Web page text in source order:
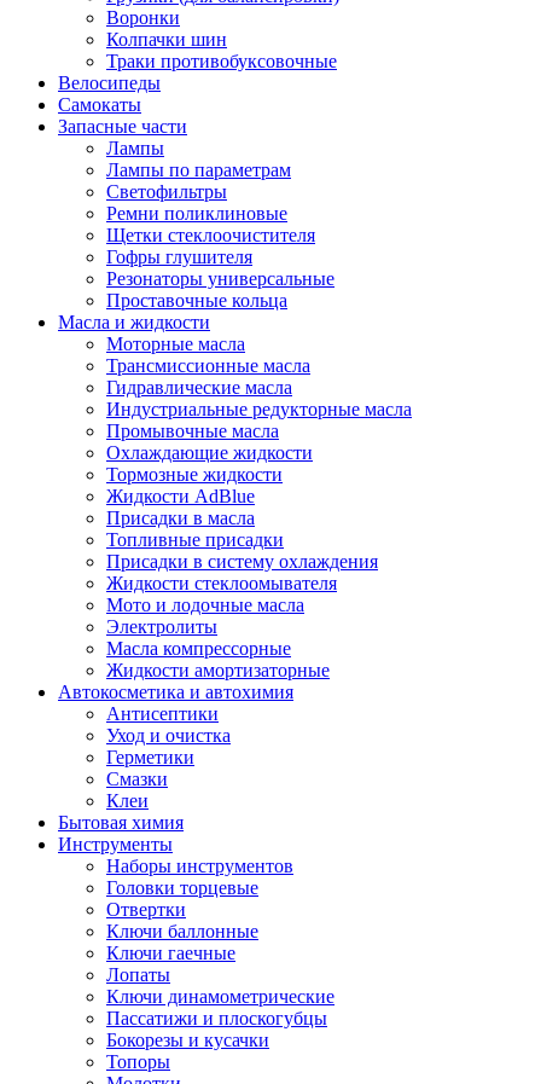
Воронки
Колпачки шин
Траки противобуксовочные
Велосипеды
Самокаты
Запасные части
Лампы
Лампы по параметрам
Светофильтры
Ремни поликлиновые
Щетки стеклоочистителя
Гофры глушителя
Резонаторы универсальные
Проставочные кольца
Масла и жидкости
Моторные масла
Трансмиссионные масла
Гидравлические масла
Индустриальные редукторные масла
Промывочные масла
Охлаждающие жидкости
Тормозные жидкости
Жидкости AdBlue
Присадки в масла
Топливные присадки
Присадки в систему охлаждения
Жидкости стеклоомывателя
Мото и лодочные масла
Электролиты
Масла компрессорные
Жидкости амортизаторные
Автокосметика и автохимия
Антисептики
Уход и очистка
Герметики
Смазки
Клеи
Бытовая химия
Инструменты
Наборы инструментов
Головки торцевые
Отвертки
Ключи баллонные
Ключи гаечные
Лопаты
Ключи динамометрические
Пассатижи и плоскогубцы
Бокорезы и кусачки
Топоры